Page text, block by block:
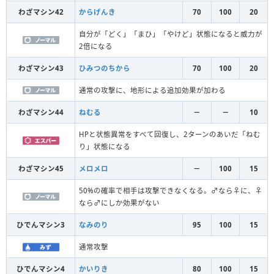
わざマシン42 からげんき 70 100 20
自分が「どく」「まひ」「やけど」状態になると威力が
2倍になる
わざマシン43 ひみつのちから 70 100 20
通常の攻撃に、地形による追加効果が加わる
わざマシン44 ねむる － － 10
HPと状態異常をすべて回復し、2ターンのあいだ「ねむ
り」状態になる
わざマシン45 メロメロ － 100 15
50%の確率で相手は攻撃できなくなる。♂なら♀に、♀
なら♂にしか効果がない
ひでんマシン3 なみのり 95 100 15
通常攻撃
ひでんマシン4 かいりき 80 100 15